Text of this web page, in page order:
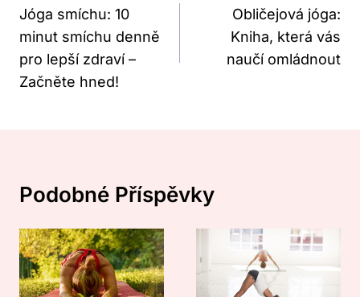
Pro
Příspěvek
Jóga smíchu: 10
minut smíchu denně
pro lepší zdraví –
Začněte hned!
Obličejová jóga:
Kniha, která vás
naučí omládnout
Podobné Příspěvky